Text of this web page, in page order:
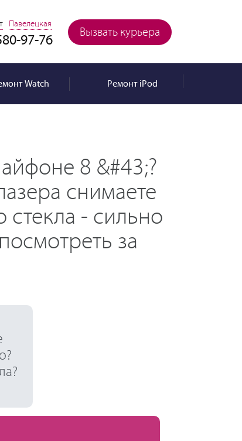
Вызвать курьера
Павелецкая
97-76
Watch РемонтiPod
8 &#43;?
снимаете
стекла - сильно
за